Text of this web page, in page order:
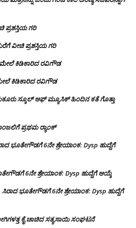
ಪ್ರಶಸ್ತಿಯ ಗರಿ
ವೀಚಿ ಪ್ರಶಸ್ತಿಯ ಗರಿ
ಕಿಡಿಕಾರಿದ ರವಿಗೌಡ
ಕಿಡಿಕಾರಿದ ರವಿಗೌಡ
ಸ್ಕೂಲ್ ಆಫ್ ಮ್ಯೂಸಿಕ್ ಹಿಂದಿನ ಕತೆ ಗೊತ್ತಾ
ಪ್ರಥಮ ರ‌್ಯಾಂಕ್
ಭೂತೇಗೌಡಗೆ 6ನೇ ಶ್ರೇಯಾಂಕ: Dysp ಹುದ್ದೆಗೆ
6ನೇ ಶ್ರೇಯಾಂಕ: Dysp ಹುದ್ದೆಗೆ ಆಯ್ಕೆ
ಸಿರಾದ ಭೂತೇಗೌಡಗೆ 6ನೇ ಶ್ರೇಯಾಂಕ: Dysp ಹುದ್ದೆಗೆ
ಕೈ ಚಾಚಿದ ಸತ್ಯಸಾಯಿ ಸಂಘಟನೆ